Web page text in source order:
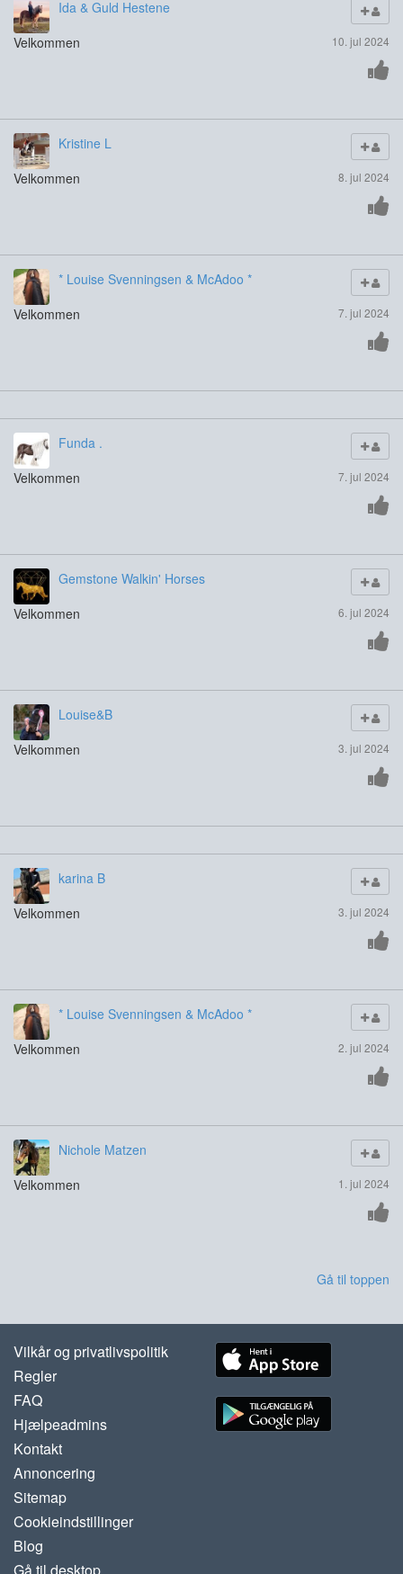
Ida & Guld Hestene
10. jul 2024
Velkommen
Kristine L
8. jul 2024
Velkommen
* Louise Svenningsen & McAdoo *
7. jul 2024
Velkommen
Funda .
7. jul 2024
Velkommen
Gemstone Walkin' Horses
6. jul 2024
Velkommen
Louise&B
3. jul 2024
Velkommen
karina B
3. jul 2024
Velkommen
* Louise Svenningsen & McAdoo *
2. jul 2024
Velkommen
Nichole Matzen
1. jul 2024
Velkommen
Gå til toppen
Vilkår og privatlivspolitik
Regler
FAQ
Hjælpeadmins
Kontakt
Annoncering
Sitemap
Cookieindstillinger
Blog